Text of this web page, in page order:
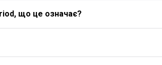
що це означає?